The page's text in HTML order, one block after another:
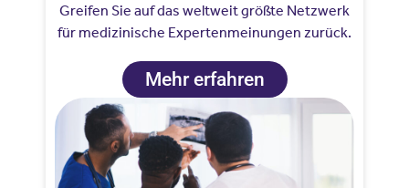
Greifen Sie auf das weltweit größte Netzwerk
für medizinische Expertenmeinungen zurück.
Mehr erfahren